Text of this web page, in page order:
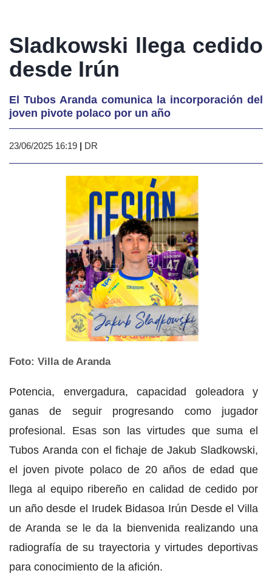
Sladkowski llega cedido
desde Irún
El Tubos Aranda comunica la incorporación del
joven pivote polaco por un año
23/06/2025 16:19 | DR
Foto: Villa de Aranda
Potencia, envergadura, capacidad goleadora y
ganas de seguir progresando como jugador
profesional. Esas son las virtudes que suma el
Tubos Aranda con el fichaje de Jakub Sladkowski,
el joven pivote polaco de 20 años de edad que
llega al equipo ribereño en calidad de cedido por
un año desde el Irudek Bidasoa Irún Desde el Villa
de Aranda se le da la bienvenida realizando una
radiografía de su trayectoria y virtudes deportivas
para conocimiento de la afición.